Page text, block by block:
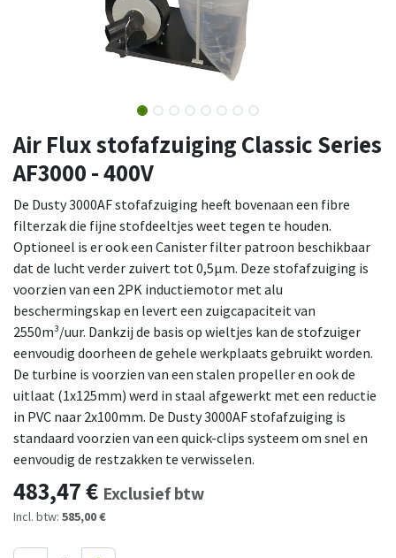
Air Flux stofafzuiging Classic Series
AF3000 - 400V
De Dusty 3000AF stofafzuiging heeft bovenaan een fibre
filterzak die fijne stofdeeltjes weet tegen te houden.
Optioneel is er ook een Canister filter patroon beschikbaar
dat de lucht verder zuivert tot 0,5µm. Deze stofafzuiging is
voorzien van een 2PK inductiemotor met alu
beschermingskap en levert een zuigcapaciteit van
2550m³/uur. Dankzij de basis op wieltjes kan de stofzuiger
eenvoudig doorheen de gehele werkplaats gebruikt worden.
De turbine is voorzien van een stalen propeller en ook de
uitlaat (1x125mm) werd in staal afgewerkt met een reductie
in PVC naar 2x100mm. De Dusty 3000AF stofafzuiging is
standaard voorzien van een quick-clips systeem om snel en
eenvoudig de restzakken te verwisselen.
483,47€ Exclusief btw
Incl. btw: 585,00 €